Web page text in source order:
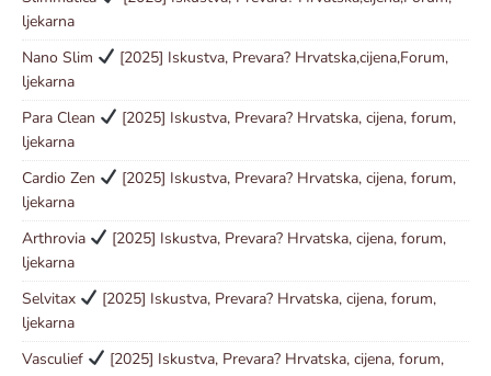
ljekarna
Nano Slim
[2025] Iskustva, Prevara? Hrvatska,cijena,Forum,
ljekarna
Para Clean
[2025] Iskustva, Prevara? Hrvatska, cijena, forum,
ljekarna
Cardio Zen
[2025] Iskustva, Prevara? Hrvatska, cijena, forum,
ljekarna
Arthrovia
[2025] Iskustva, Prevara? Hrvatska, cijena, forum,
ljekarna
Selvitax
[2025] Iskustva, Prevara? Hrvatska, cijena, forum,
ljekarna
Vasculief
[2025] Iskustva, Prevara? Hrvatska, cijena, forum,